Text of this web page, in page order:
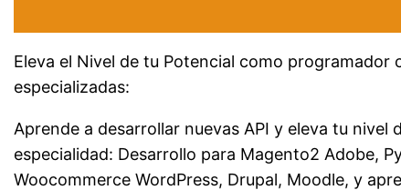
Eleva el Nivel de tu Potencial como programador
especializadas:
Aprende a desarrollar nuevas API y eleva tu nivel
especialidad: Desarrollo para Magento2 Adobe,
Woocommerce WordPress, Drupal, Moodle, y